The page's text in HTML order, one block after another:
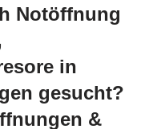
Notöffnung
in
gesucht?
&